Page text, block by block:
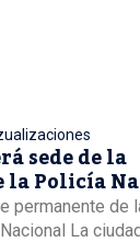
sede de la
la Policía
permanente de
La